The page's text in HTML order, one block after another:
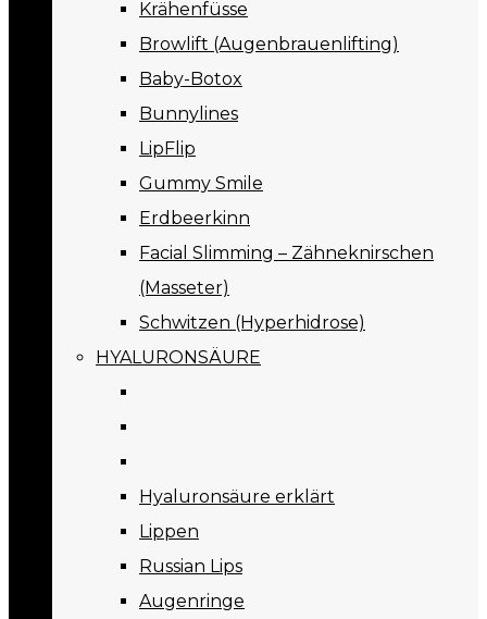
Krähenfüsse
Browlift (Augenbrauenlifting)
Baby-Botox
Bunnylines
LipFlip
Gummy Smile
Erdbeerkinn
Facial Slimming – Zähneknirschen
(Masseter)
Schwitzen (Hyperhidrose)
HYALURONSÄURE
Hyaluronsäure erklärt
Lippen
Russian Lips
Augenringe